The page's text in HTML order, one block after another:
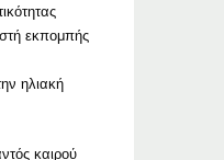
εκπομπής
ηλιακή
καιρού